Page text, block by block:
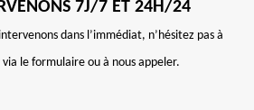
7J/7 ET 24H/24
dans l’immédiat, n’hésitez pas à
le formulaire ou à nous appeler.